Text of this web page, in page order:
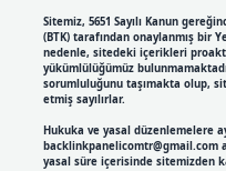
Sitemiz, 5651 Sayılı Kanun
(BTK) tarafından onaylanmış bir
nedenle, sitedeki içerikleri
yükümlülüğümüz
sorumluluğunu taşımakta olup,
etmiş sayılırlar.
Hukuka ve yasal düzenlemelere
backlinkpanelicomtr@gmail.com
yasal süre içerisinde sitemizden